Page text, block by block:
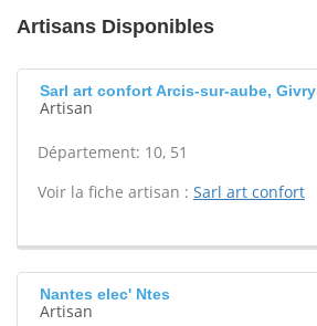
Artisans Disponibles
Sarl art confort Arcis-sur-aube, Givry
Artisan
Département: 10, 51
Voir la fiche artisan : Sarl art confort
Nantes elec' Ntes
Artisan